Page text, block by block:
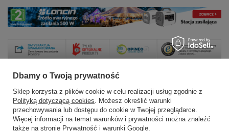
Zamówienia
Status zamówienia
Dbamy o Twoją prywatność
Sklep korzysta z plików cookie w celu realizacji usług zgodnie z
Polityką dotyczącą cookies. Możesz określić warunki
przechowywania lub dostępu do cookie w Twojej przeglądarce.
Więcej informacji na temat warunków i prywatności można znaleźć
także na stronie Prywatność i warunki Google.